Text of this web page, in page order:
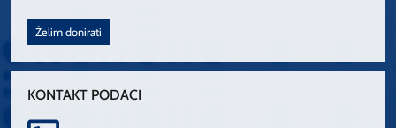
Želim donirati
KONTAKT PODACI